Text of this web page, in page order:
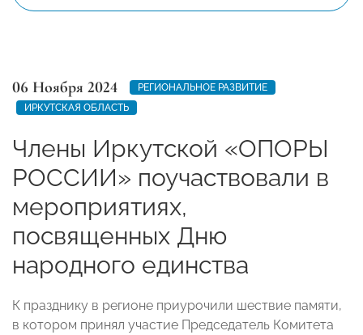
06 Ноября 2024
РЕГИОНАЛЬНОЕ РАЗВИТИЕ
ИРКУТСКАЯ ОБЛАСТЬ
Члены Иркутской «ОПОРЫ
РОССИИ» поучаствовали в
мероприятиях,
посвященных Дню
народного единства
К празднику в регионе приурочили шествие памяти,
в котором принял участие Председатель Комитета